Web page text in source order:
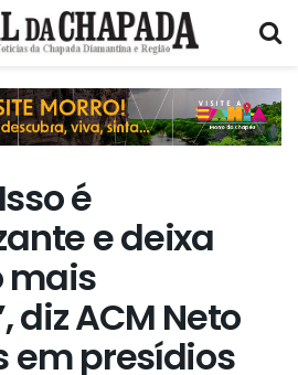
é
e deixa
mais
diz ACM Neto
em presídios